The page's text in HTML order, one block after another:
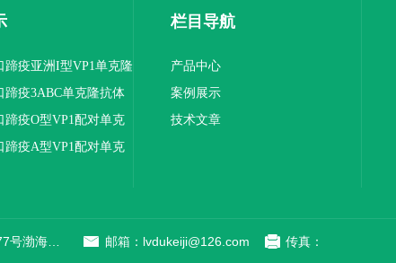
蹄疫亚洲I型VP1单克隆
蹄疫3ABC单克隆抗体
蹄疫O型VP1配对单克
蹄疫A型VP1配对单克
栏目导航
产品中心
案例展示
技术文章
邮箱：lvdukeiji@126.com 传真：